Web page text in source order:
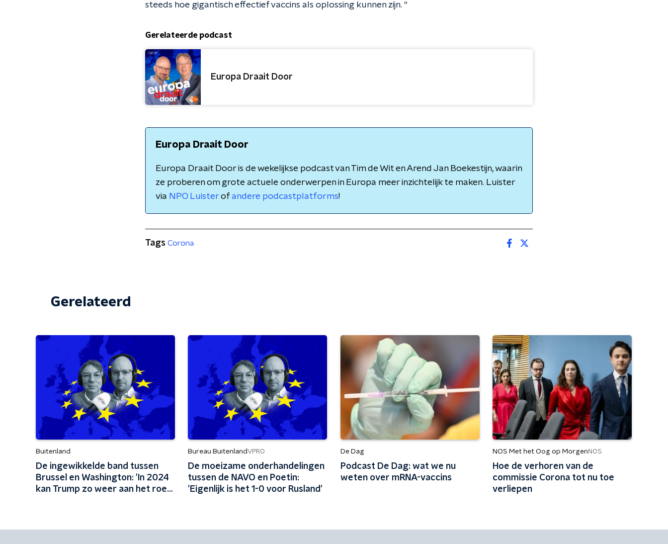
steeds hoe gigantisch effectief vaccins als oplossing kunnen zijn. “
Gerelateerde podcast
Europa Draait Door
Europa Draait Door
Europa Draait Door is de wekelijkse podcast van Tim de Wit en Arend Jan Boekestijn, waarin
ze proberen om grote actuele onderwerpen in Europa meer inzichtelijk te maken. Luister
via NPO Luister of andere podcastplatforms!
Tags Corona
Gerelateerd
Buitenland
De ingewikkelde band tussen
Brussel en Washington: 'In 2024
kan Trump zo weer aan het roer
Bureau BuitenlandVPRO
De moeizame onderhandelingen
tussen de NAVO en Poetin:
'Eigenlijk is het 1-0 voor Rusland'
De Dag
Podcast De Dag: wat we nu
weten over mRNA-vaccins
NOS Met het Oog op Morgen NOS
Hoe de verhoren van de
commissie Corona tot nu toe
verliepen